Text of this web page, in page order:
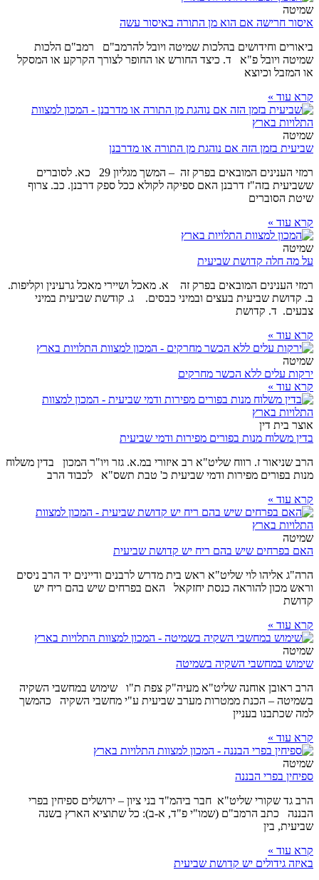
שמיטה
איסור חרישה אם הוא מן התורה באיסור עשה
ביאורים וחידושים בהלכות שמיטה ויובל להרמב"ם רמב"ם הלכות
שמיטה ויובל פ"א ד. כיצד החורש או החופר לצורך הקרקע או המסקל
או המזבל וכיוצא
קרא עוד »
שמיטה
שביעית בזמן הזה אם נוהגת מן התורה או מדרבנן
רמזי הענינים המובאים בפרק זה – המשך מגליון 29 כא. לסוברים
ששביעית בזה"ז דרבנן האם ספיקה לקולא ככל ספק דרבנן. כב. צרוף
שיטת הסוברים
קרא עוד »
שמיטה
על מה חלה קדושת שביעית
רמזי הענינים המובאים בפרק זה א. מאכל ושיירי מאכל גרעינין וקליפות.
ב. קדושת שביעית בעצים ובמיני כבסים. ג. קודשת שביעית במיני
צבעים. ד. קדושת
קרא עוד »
שמיטה
ירקות עלים ללא הכשר מחרקים
קרא עוד »
אוצר בית דין
בדין משלוח מנות בפורים מפירות ודמי שביעית
הרב שניאור ז. רווח שליט"א רב איזורי במ.א. גזר ויו"ר המכון בדין משלוח
מנות בפורים מפירות ודמי שביעית כ' טבת תשס"א לכבוד הרב
קרא עוד »
שמיטה
האם בפרחים שיש בהם ריח יש קדושת שביעית
הרה"ג אליהו לוי שליט"א ראש בית מדרש לרבנים ודיינים יד הרב ניסים
וראש מכון להוראה כנסת יחזקאל האם בפרחים שיש בהם ריח יש
קדושת
קרא עוד »
שמיטה
שימוש במחשבי השקיה בשמיטה
הרב ראובן אוחנה שליט"א מעיה"ק צפת ת"ו שימוש במחשבי השקיה
בשמיטה – הכנת ממטרות מערב שביעית ע"י מחשבי השקיה כהמשך
למה שכתבנו בעניין
קרא עוד »
שמיטה
ספיחין בפרי הבננה
הרב גד שקורי שליט"א חבר ביהמ"ד בני ציון – ירושלים ספיחין בפרי
הבננה כתב הרמב"ם (שמו"י פ"ד, א-ב): כל שתוציא הארץ בשנה
שביעית, בין
קרא עוד »
באיזה גידולים יש קדושת שביעית